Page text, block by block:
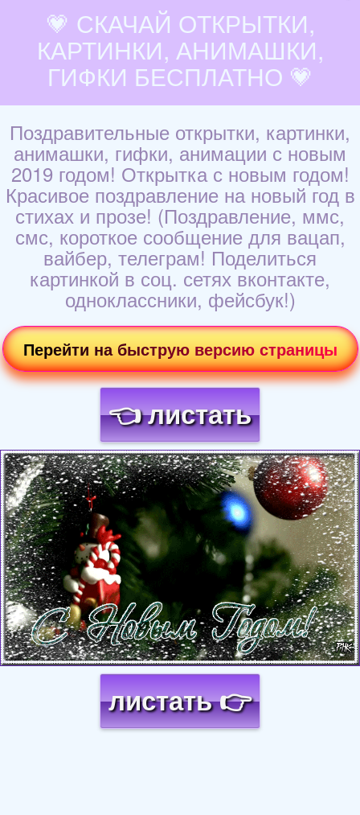
💗 СКАЧАЙ ОТКРЫТКИ,
КАРТИНКИ, АНИМАШКИ,
ГИФКИ БЕСПЛАТНО 💗
Поздравительные открытки, картинки,
анимашки, гифки, анимации с новым
2019 годом! Открытка с новым годом!
Красивое поздравление на новый год в
стихах и прозе! (Поздравление, ммс,
смс, короткое сообщение для вацап,
вайбер, телеграм! Поделиться
картинкой в соц. сетях вконтакте,
одноклассники, фейсбук!)
Перейти на быструю версию страницы
👈 листать
Загрузка картинки...
листать 👉